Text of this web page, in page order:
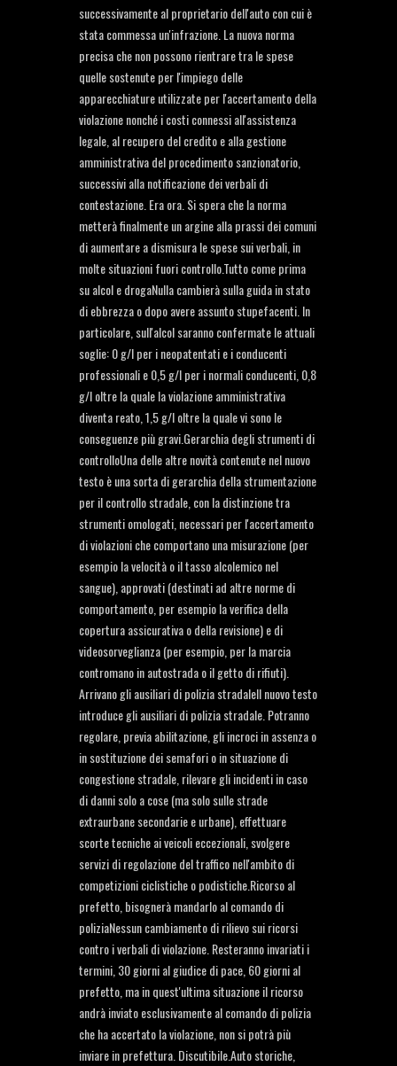
successivamente al proprietario dell'auto con cui è
stata commessa un'infrazione. La nuova norma
precisa che non possono rientrare tra le spese
quelle sostenute per l'impiego delle
apparecchiature utilizzate per l'accertamento della
violazione nonché i costi connessi all'assistenza
legale, al recupero del credito e alla gestione
amministrativa del procedimento sanzionatorio,
successivi alla notificazione dei verbali di
contestazione. Era ora. Si spera che la norma
metterà finalmente un argine alla prassi dei comuni
di aumentare a dismisura le spese sui verbali, in
molte situazioni fuori controllo.Tutto come prima
su alcol e drogaNulla cambierà sulla guida in stato
di ebbrezza o dopo avere assunto stupefacenti. In
particolare, sull'alcol saranno confermate le attuali
soglie: 0 g/l per i neopatentati e i conducenti
professionali e 0,5 g/l per i normali conducenti, 0,8
g/l oltre la quale la violazione amministrativa
diventa reato, 1,5 g/l oltre la quale vi sono le
conseguenze più gravi.Gerarchia degli strumenti di
controlloUna delle altre novità contenute nel nuovo
testo è una sorta di gerarchia della strumentazione
per il controllo stradale, con la distinzione tra
strumenti omologati, necessari per l'accertamento
di violazioni che comportano una misurazione (per
esempio la velocità o il tasso alcolemico nel
sangue), approvati (destinati ad altre norme di
comportamento, per esempio la verifica della
copertura assicurativa o della revisione) e di
videosorveglianza (per esempio, per la marcia
contromano in autostrada o il getto di rifiuti).
Arrivano gli ausiliari di polizia stradaleIl nuovo testo
introduce gli ausiliari di polizia stradale. Potranno
regolare, previa abilitazione, gli incroci in assenza o
in sostituzione dei semafori o in situazione di
congestione stradale, rilevare gli incidenti in caso
di danni solo a cose (ma solo sulle strade
extraurbane secondarie e urbane), effettuare
scorte tecniche ai veicoli eccezionali, svolgere
servizi di regolazione del traffico nell'ambito di
competizioni ciclistiche o podistiche.Ricorso al
prefetto, bisognerà mandarlo al comando di
poliziaNessun cambiamento di rilievo sui ricorsi
contro i verbali di violazione. Resteranno invariati i
termini, 30 giorni al giudice di pace, 60 giorni al
prefetto, ma in quest'ultima situazione il ricorso
andrà inviato esclusivamente al comando di polizia
che ha accertato la violazione, non si potrà più
inviare in prefettura. Discutibile.Auto storiche,